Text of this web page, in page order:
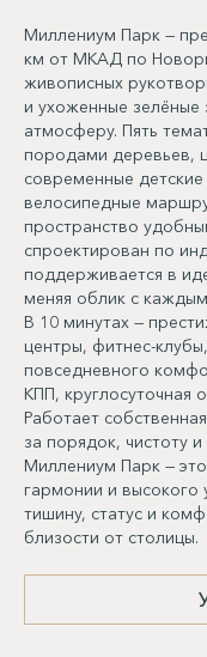
Миллениум Парк —
км от МКАД по
живописных
и ухоженные зелёные
атмосферу. Пять
породами деревьев,
современные
велосипедные
пространство
спроектирован по
поддерживается в
меняя облик с
В 10 минутах —
центры, фитнес-
повседневного
КПП, круглосуточная
Работает
за порядок, чистоту
Миллениум Парк —
гармонии и высокого
тишину, статус и
близости от столицы.